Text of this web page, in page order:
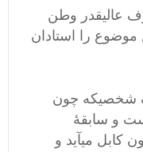
عالیقدر وطن
موضوع را استادان
شخصیکه چون
و سابقۀ
کابل میآید و